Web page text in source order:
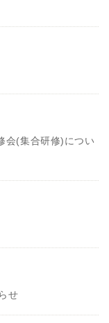
会(集合研修)につい
せ